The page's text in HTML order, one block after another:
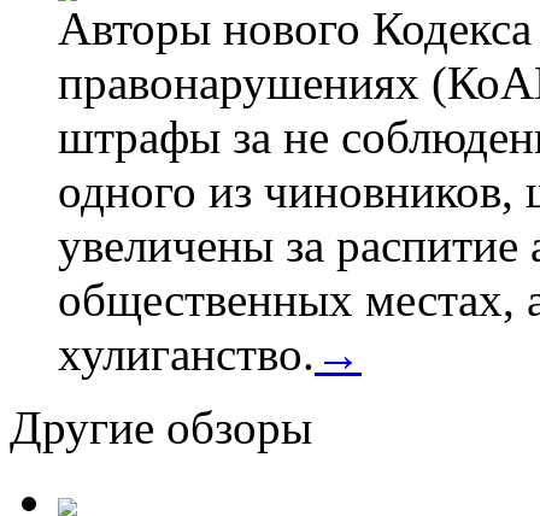
Авторы нового
правонарушениях
штрафы за не
одного из
увеличены за распитие
общественных местах,
хулиганство. →
Другие обзоры